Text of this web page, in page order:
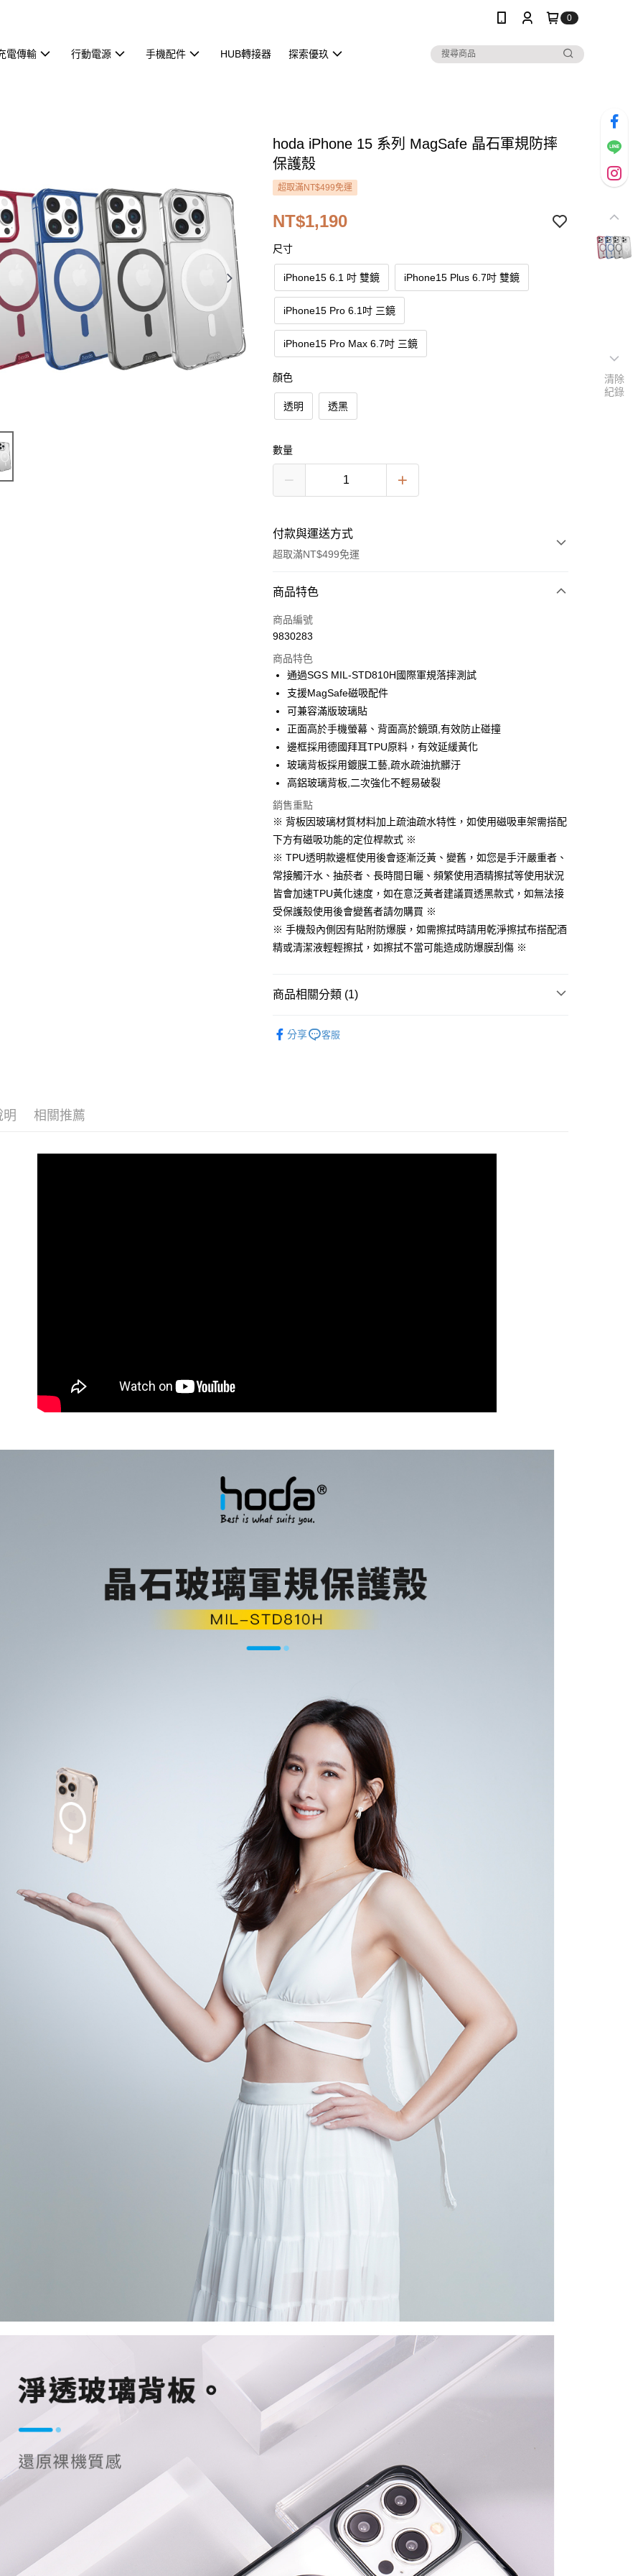
0
電傳輸 行動電源 手機配件 HUB轉接器 探索優玖
hoda iPhone 15 系列 MagSafe 晶石軍規防摔
保護殼
超取滿NT$499免運
NT$1,190
尺寸
iPhone15 6.1 吋 雙鏡 iPhone15 Plus 6.7吋 雙鏡
iPhone15 Pro 6.1吋 三鏡
iPhone15 Pro Max 6.7吋 三鏡
顏色
透明 透黑
數量
付款與運送方式
超取滿NT$499免運
付款方式
信用卡一次付款
3 期 0 利率 每期
合作金庫商業銀行
華南商業銀行
國泰世華商業銀行
兆豐國際商業銀行
臺灣中小企業銀行
台中商業銀行
匯豐（台灣）商業銀行
華泰商業銀行
聯邦商業銀行
遠東國際商業銀行
玉山商業銀行
台新國際商業銀行
中國信託商業銀行
台灣樂天信用卡公司
6 期 0 利率 每期NT$198
合作金庫商業銀行
華南商業銀行
彰化商業銀行
上海商業儲蓄銀行
台北富邦商業銀行
臺灣中小企業銀行
台中商業銀行
匯豐（台灣）商業銀行
華泰商業銀行
聯邦商業銀行
元大商業銀行
永豐商業銀行
台新國際商業銀行
台灣樂天信用卡公司
12 期 0 利率 每期
合作金庫商業銀行
第一商業銀行
華南商業銀行
彰化商業銀行
上海商業儲蓄銀行
台北富邦商業銀行
國泰世華商業銀行
兆豐國際商業銀行
匯豐（台灣）商業銀行
聯邦商業銀行
遠東國際商業銀行
元大商業銀行
玉山商業銀行
星展（台灣）商業銀行
台灣樂天信用卡公司
超商取貨付款
LINE Pay
Apple Pay
街口支付
悠遊付
Google Pay
ATM付款
運送方式
每筆NT$60，滿NT$499(含以上)免運費
每筆NT$60，滿NT$499(含以上)免運費
商品特色
商品編號
9830283
商品特色
通過SGS MIL-STD810H國際軍規落摔測試
支援MagSafe磁吸配件
可兼容滿版玻璃貼
正面高於手機螢幕、背面高於鏡頭,有效防止碰撞
邊框採用德國拜耳TPU原料，有效延緩黃化
玻璃背板採用鍍膜工藝,疏水疏油抗髒汙
高鋁玻璃背板,二次強化不輕易破裂
銷售重點
※ 背板因玻璃材質材料加上疏油疏水特性，如使用磁吸車架需搭配
下方有磁吸功能的定位桿款式 ※
※ TPU透明款邊框使用後會逐漸泛黃、變舊，如您是手汗嚴重者、
常接觸汗水、抽菸者、長時間日曬、頻繁使用酒精擦拭等使用狀況
皆會加速TPU黃化速度，如在意泛黃者建議買透黑款式，如無法接
受保護殼使用後會變舊者請勿購買 ※
※ 手機殼內側因有貼附防爆膜，如需擦拭時請用乾淨擦拭布搭配酒
精或清潔液輕輕擦拭，如擦拭不當可能造成防爆膜刮傷 ※
商品相關分類 (1)
分享
客服
明 相關推薦
清除
紀錄